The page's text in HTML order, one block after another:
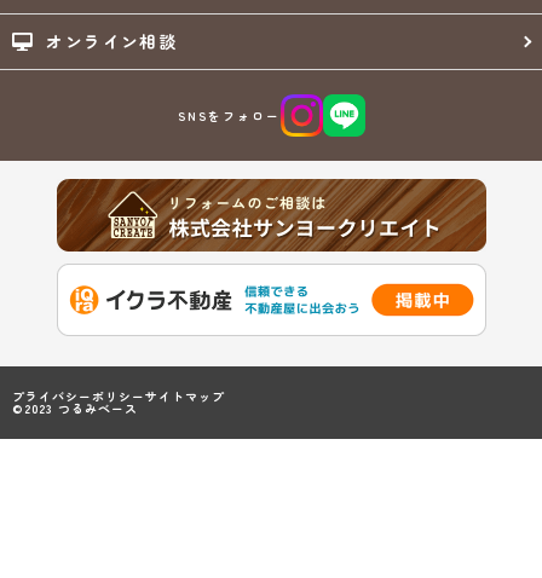
オンライン相談
SNSをフォロー
プライバシーポリシーサイトマップ
©2023 つるみベース